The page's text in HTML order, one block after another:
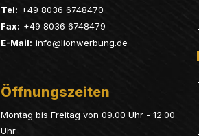
Tel: +49 8036 6748470
Fax: +49 8036 6748479
E-Mail: info@lionwerbung.de
Öffnungszeiten
Montag bis Freitag von 09.00 Uhr - 12.00
Uhr